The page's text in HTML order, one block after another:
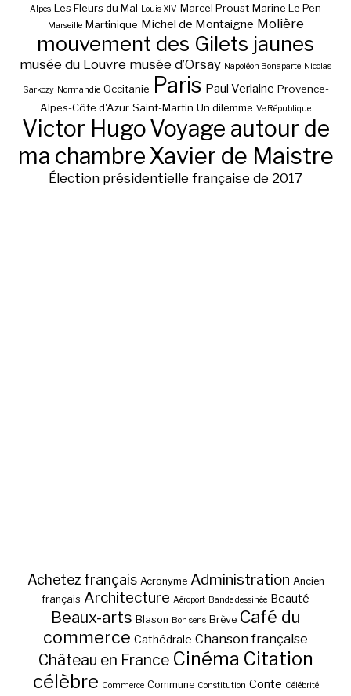
Alpes Les Fleurs du Mal Louis XIV Marcel Proust Marine Le Pen
Marseille Martinique Michel de Montaigne Molière
mouvement des Gilets jaunes
musée du Louvre musée d’Orsay Napoléon Bonaparte Nicolas
Sarkozy Normandie Occitanie Paris Paul Verlaine Provence-
Alpes-Côte d'Azur Saint-Martin Un dilemme Ve République
Victor HugoVoyage autour de
ma chambreXavier de Maistre
Élection présidentielle française de 2017
Achetez français Acronyme Administration Ancien
français Architecture Aéroport Bande dessinée Beauté
Beaux-arts Blason Bon sens Brève Café du
commerce Cathédrale Chanson française
Château en France Cinéma Citation
célèbre Commerce Commune Constitution Conte Célébrité